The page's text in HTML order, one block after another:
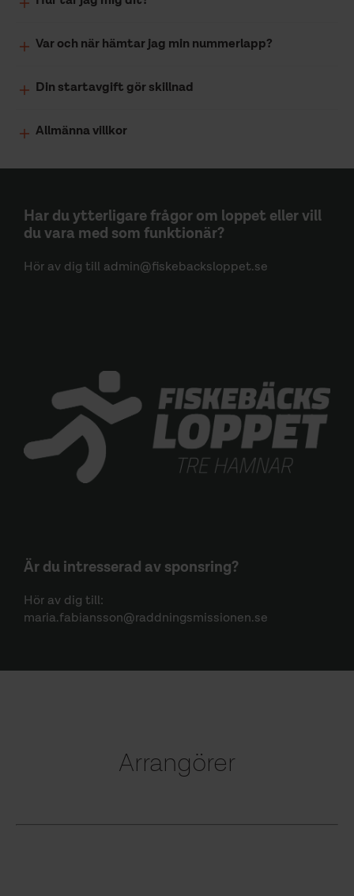
Var och när hämtar jag min nummerlapp?
Din startavgift gör skillnad
Allmänna villkor
Har du ytterligare frågor om loppet eller vill
du vara med som funktionär?
Hör av dig till admin@fiskebacksloppet.se
Är du intresserad av sponsring?
Hör av dig till:
maria.fabiansson@raddningsmissionen.se
Arrangörer